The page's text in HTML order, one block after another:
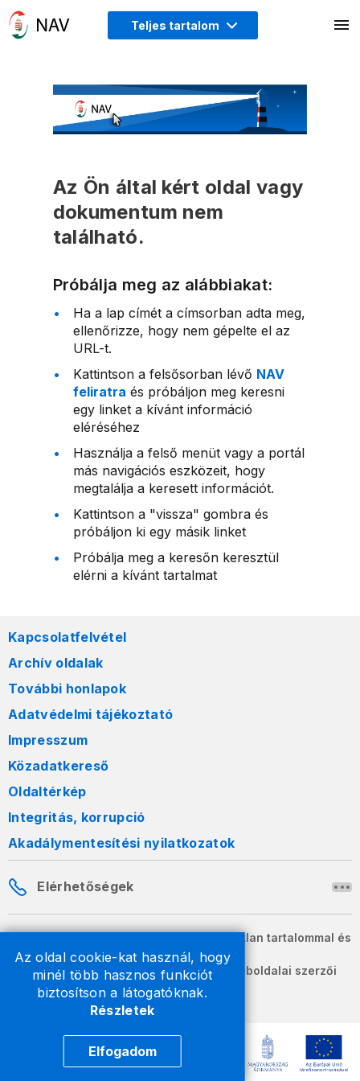
Az oldal cookie-kat használ, hogy
minél több hasznos funkciót
biztosítson a látogatóknak.
Részletek
Elfogadom
Teljes tartalom
Az Ön által kért oldal vagy
dokumentum nem
található.
Próbálja meg az alábbiakat:
Ha a lap címét a címsorban adta meg,
ellenőrizze, hogy nem gépelte el az
URL-t.
Kattintson a felsősorban lévő NAV
feliratra és próbáljon meg keresni
egy linket a kívánt információ
eléréséhez
Használja a felső menüt vagy a portál
más navigációs eszközeit, hogy
megtalálja a keresett információt.
Kattintson a "vissza" gombra és
próbáljon ki egy másik linket
Próbálja meg a keresőn keresztül
elérni a kívánt tartalmat
Kapcsolatfelvétel
Archív oldalak
További honlapok
Adatvédelmi tájékoztató
Impresszum
Közadatkereső
Oldaltérkép
Integritás, korrupció
Akadálymentesítési nyilatkozatok
Elérhetőségek
A honlapon szereplő információk változatlan tartalommal és
formában szabadon terjeszthetők.
2026 © A Nemzeti Adó- és Vámhivatal weboldalai szerzői
jogvédelem alatt állnak.